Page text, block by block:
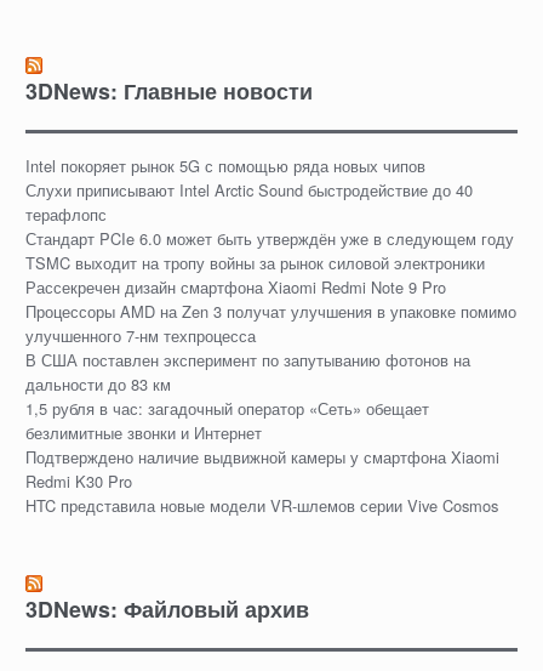
3DNews: Главные новости
Intel покоряет рынок 5G с помощью ряда новых чипов
Слухи приписывают Intel Arctic Sound быстродействие до 40
терафлопс
Стандарт PCIe 6.0 может быть утверждён уже в следующем году
TSMC выходит на тропу войны за рынок силовой электроники
Рассекречен дизайн смартфона Xiaomi Redmi Note 9 Pro
Процессоры AMD на Zen 3 получат улучшения в упаковке помимо
улучшенного 7-нм техпроцесса
В США поставлен эксперимент по запутыванию фотонов на
дальности до 83 км
1,5 рубля в час: загадочный оператор «Сеть» обещает
безлимитные звонки и Интернет
Подтверждено наличие выдвижной камеры у смартфона Xiaomi
Redmi K30 Pro
HTC представила новые модели VR-шлемов серии Vive Cosmos
3DNews: Файловый архив